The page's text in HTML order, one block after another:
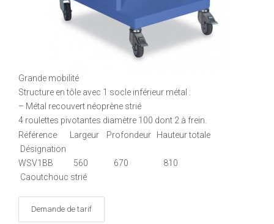
Grande mobilité
Structure en tôle avec 1 socle inférieur métal :
– Métal recouvert néoprène strié
4 roulettes pivotantes diamètre 100 dont 2 à frein.
Référence Largeur Profondeur Hauteur totale
Désignation
WSV1BB 560 670 810
Caoutchouc strié
Demande de tarif